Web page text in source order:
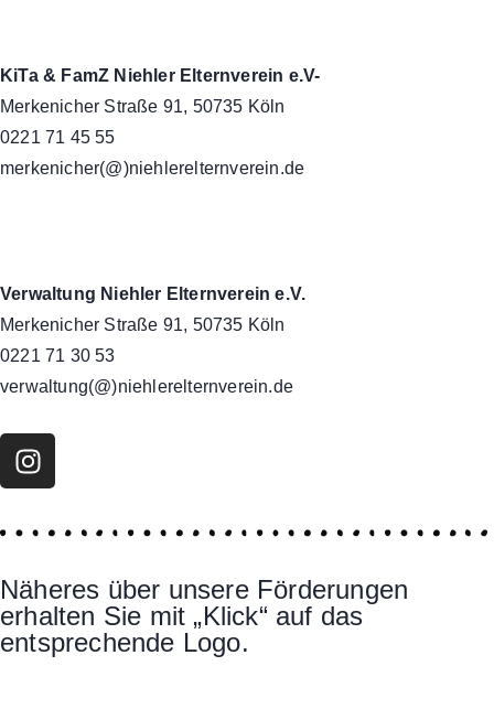
KiTa & FamZ Niehler Elternverein e.V-
Merkenicher Straße 91, 50735 Köln
0221 71 45 55
merkenicher(@)niehlerelternverein.de
Verwaltung Niehler Elternverein e.V.
Merkenicher Straße 91, 50735 Köln
0221 71 30 53
verwaltung(@)niehlerelternverein.de
Näheres über unsere Förderungen
erhalten Sie mit „Klick“ auf das
entsprechende Logo.